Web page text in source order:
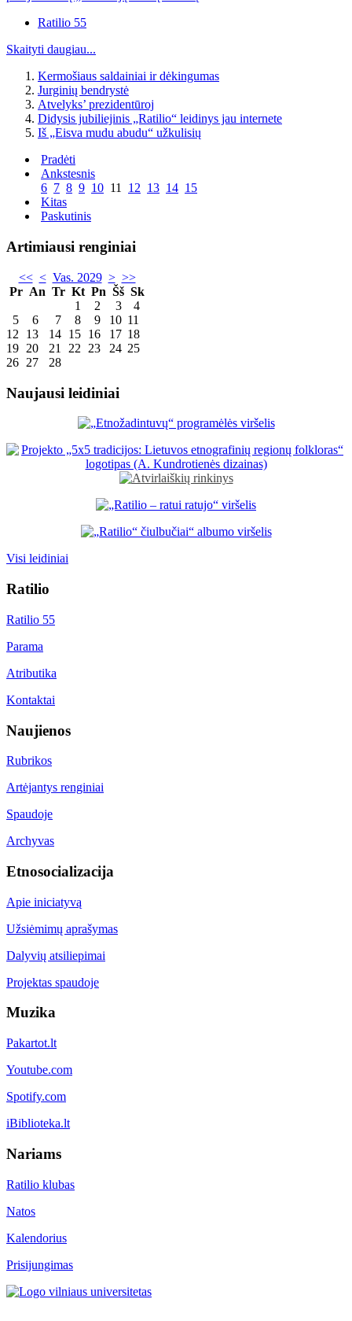
Ratilio 55
Skaityti daugiau...
Kermošiaus saldainiai ir dėkingumas
Jurginių bendrystė
Atvelyks’ prezidentūroj
Didysis jubiliejinis „Ratilio“ leidinys jau internete
Iš „Eisva mudu abudu“ užkulisių
Pradėti
Ankstesnis
6 7 8 9 10 11 12 13 14 15
Kitas
Paskutinis
Artimiausi renginiai
<< < Vas. 2029 > >>
Pr An Tr Kt Pn Šš Sk
1
2 3
4
5
6 7 8 9 10 11
12
13 14 15 16 17 18
19 20 21 22 23 24 25
26 27 28
Naujausi leidiniai
Visi leidiniai
Ratilio
Ratilio 55
Parama
Atributika
Kontaktai
Naujienos
Rubrikos
Artėjantys renginiai
Spaudoje
Archyvas
Etnosocializacija
Apie iniciatyvą
Užsiėmimų aprašymas
Dalyvių atsiliepimai
Projektas spaudoje
Muzika
Pakartot.lt
Youtube.com
Spotify.com
iBiblioteka.lt
Nariams
Ratilio klubas
Natos
Kalendorius
Prisijungimas